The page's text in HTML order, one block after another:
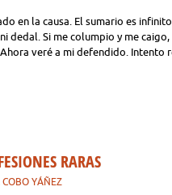
en la causa. El sumario es
dedal. Si me columpio y me
Ahora veré a mi defendido. Intento
RARAS
COBO YÁÑEZ